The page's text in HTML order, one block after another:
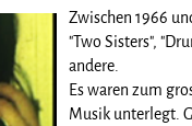
Zwischen 1966
"Two Sisters",
andere.
Es waren zum
Musik unterlegt.